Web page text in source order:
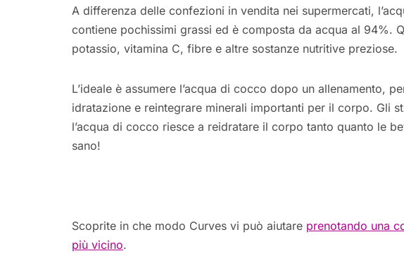
A differenza delle confezioni in vendita nei supermercati,
contiene pochissimi grassi ed è composta da acqua al 94%.
potassio, vitamina C, fibre e altre sostanze nutritive preziose.
L’ideale è assumere l’acqua di cocco dopo un allenamento,
idratazione e reintegrare minerali importanti per il corpo. Gli
l’acqua di cocco riesce a reidratare il corpo tanto quanto le
sano!
Scoprite in che modo Curves vi può aiutare prenotando una
più vicino.